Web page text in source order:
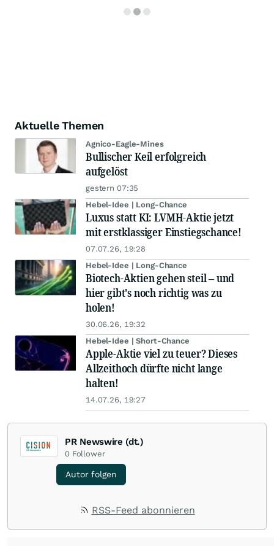
Aktuelle Themen
Agnico-Eagle-Mines
Bullischer Keil erfolgreich
aufgelöst
gestern 07:35
Hebel-Idee | Long-Chance
Luxus statt KI: LVMH-Aktie jetzt
mit erstklassiger Einstiegschance!
07.07.26, 19:28
Hebel-Idee | Long-Chance
Biotech-Aktien gehen steil – und
hier gibt's noch richtig was zu
holen!
30.06.26, 19:32
Hebel-Idee | Short-Chance
Apple-Aktie viel zu teuer? Dieses
Allzeithoch dürfte nicht lange
halten!
14.07.26, 19:27
PR Newswire (dt.)
0 Follower
Autor folgen
RSS-Feed abonnieren